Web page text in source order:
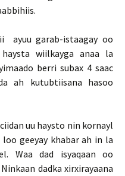
ayuu garab-istaagay oo
wiilkayga anaa la
berri subax 4 saac
ah kutubtiisana hasoo
uu haysto nin kornayl
geeyay khabar ah in la
Waa dad isyaqaan oo
dadka xirxirayaana